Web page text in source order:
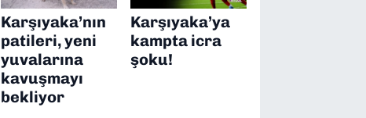
Karşıyaka’nın
patileri, yeni
yuvalarına
kavuşmayı
bekliyor
Karşıyaka’ya
kampta icra
şoku!